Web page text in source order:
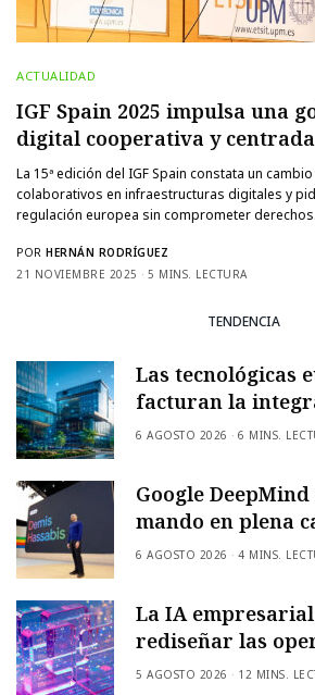
ACTUALIDAD
IGF Spain 2025 impulsa una
digital cooperativa y
La 15ª edición del IGF Spain constata un
colaborativos en infraestructuras digitales y
regulación europea sin comprometer derechos.
POR HERNÁN RODRÍGUEZ
21 NOVIEMBRE 2025
5 MINS. LECTURA
TENDENCIA
Las tecnológicas
facturan la
6 AGOSTO 2026 6 MINS.
Google
mando en plena
6 AGOSTO 2026 4 MINS.
La IA
rediseñar las
5 AGOSTO 2026 12 MINS.